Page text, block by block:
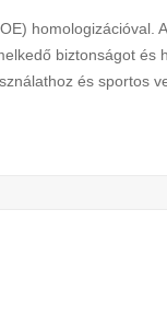
homologizációval.
biztonságot és
és sportos